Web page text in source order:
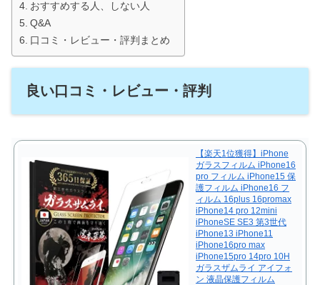
おすすめする人、しない人
Q&A
口コミ・レビュー・評判まとめ
良い口コミ・レビュー・評判
【楽天1位獲得】iPhone
ガラスフィルム iPhone16
pro フィルム iPhone15 保
護フィルム iPhone16 フ
ィルム 16plus 16promax
iPhone14 pro 12mini
iPhoneSE SE3 第3世代
iPhone13 iPhone11
iPhone16pro max
iPhone15pro 14pro 10H
ガラスザムライ アイフォ
ン 液晶保護フィルム